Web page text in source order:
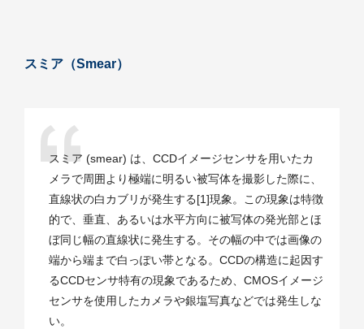
スミア（Smear）
スミア (smear) は、CCDイメージセンサを用いたカ
メラで周囲より極端に明るい被写体を撮影した際に、
直線状の白カブリが発生する[1]現象。この現象は特徴
的で、垂直、あるいは水平方向に被写体の発光部とほ
ぼ同じ幅の直線状に発生する。その幅の中では画像の
端から端まで白っぽい帯となる。CCDの構造に起因す
るCCDセンサ特有の現象であるため、CMOSイメージ
センサを使用したカメラや銀塩写真などでは発生しな
い。